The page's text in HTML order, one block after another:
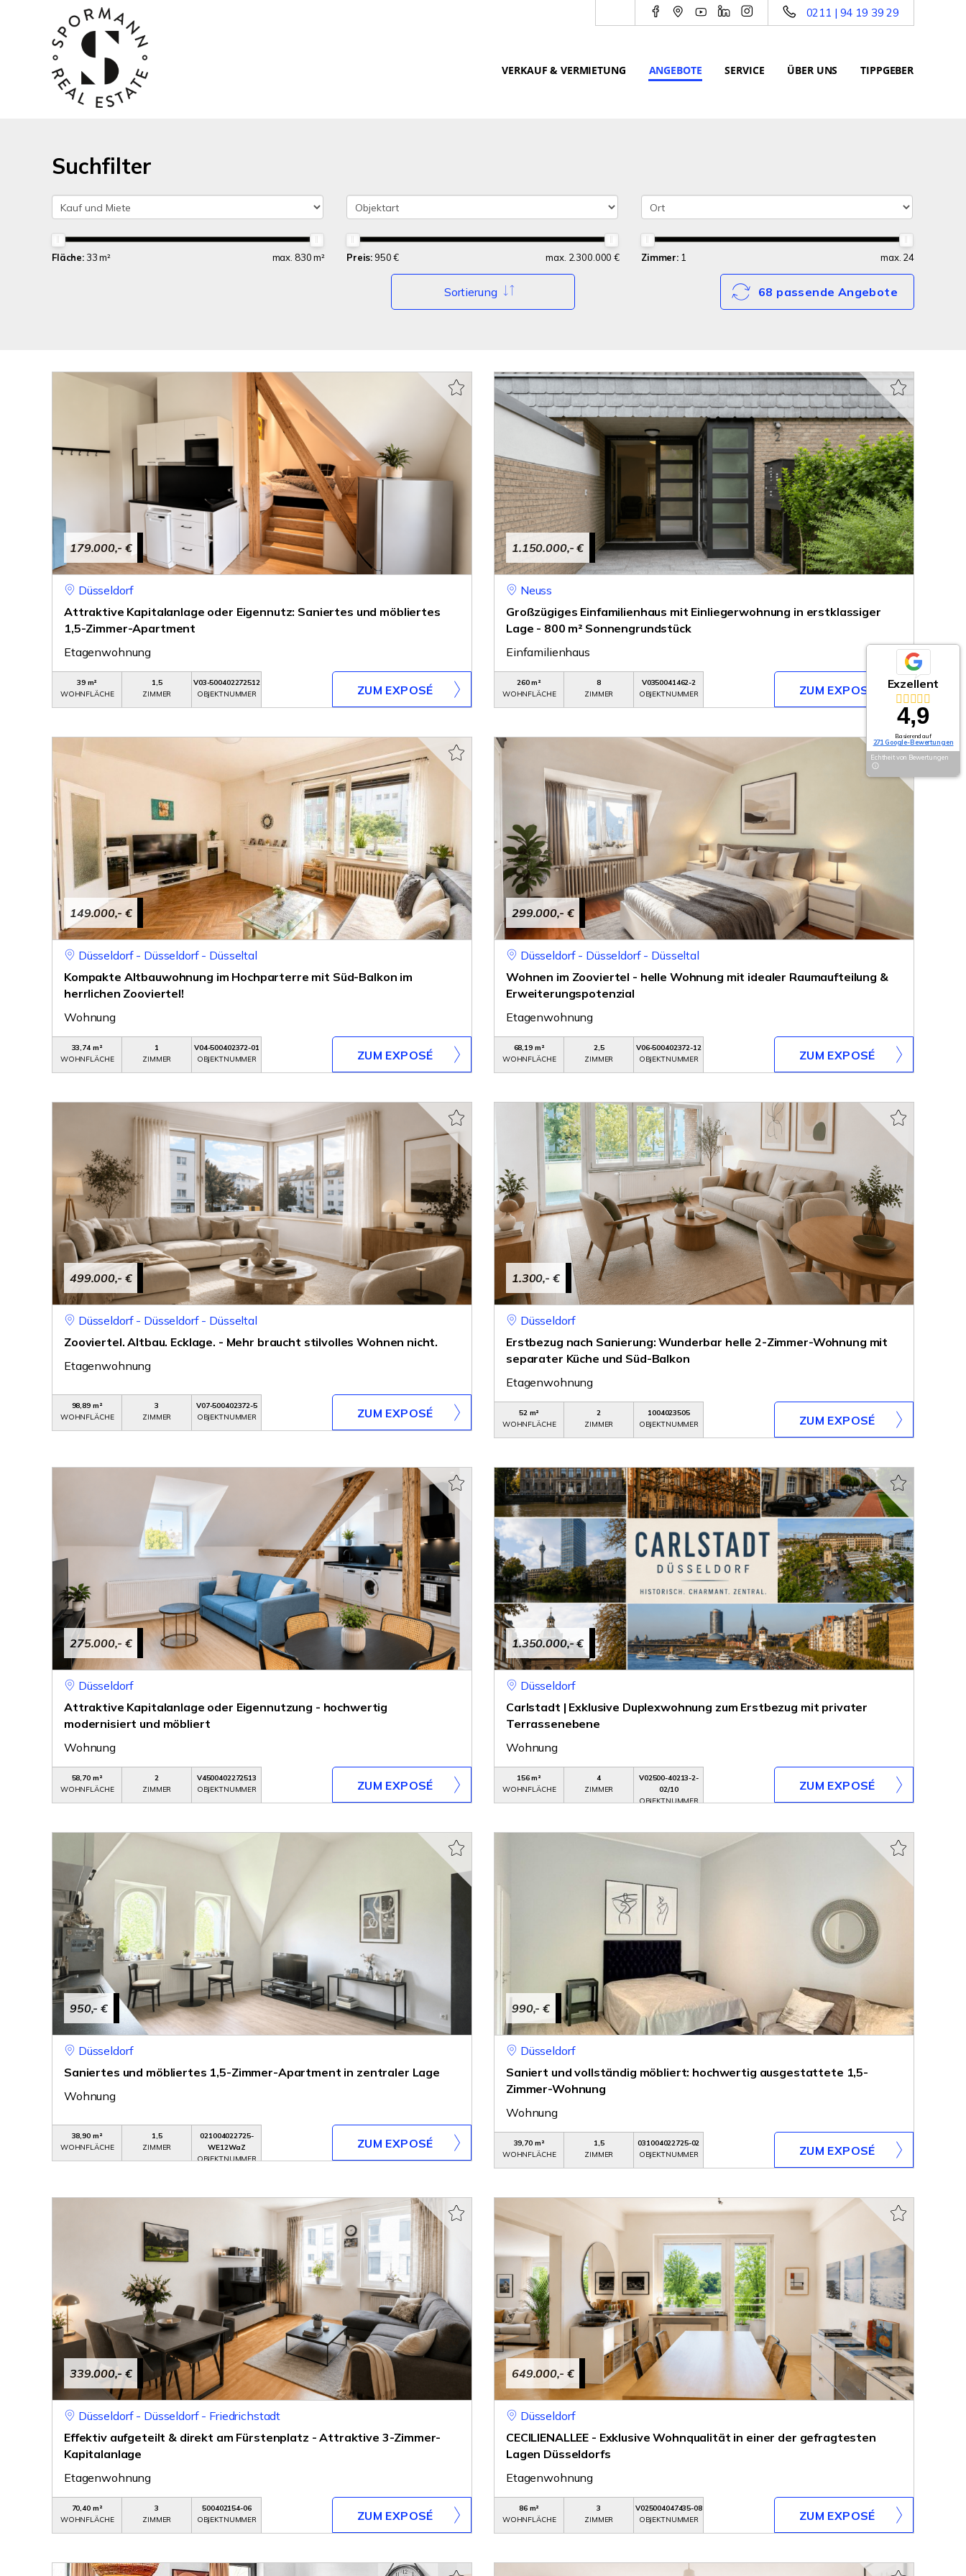
0211 | 94 19 39 29
VERKAUF & VERMIETUNG ANGEBOTE SERVICE ÜBER UNS TIPPGEBER
Suchfilter
Fläche: 33 m² max. 830 m² Preis: 950 € max. 2.300.000 € Zimmer: 1 max. 24
Sortierung 68 passende Angebote
179.000,- €
Düsseldorf
Attraktive Kapitalanlage oder Eigennutz: Saniertes und möbliertes
1,5-Zimmer-Apartment
Etagenwohnung
39 m²
WOHNFLÄCHE
1,5
ZIMMER
V03-500402272512
OBJEKTNUMMER
ZUM EXPOSÉ
1.150.000,- €
Neuss
Großzügiges Einfamilienhaus mit Einliegerwohnung in erstklassiger
Lage - 800 m² Sonnengrundstück
Einfamilienhaus
260 m²
WOHNFLÄCHE
8
ZIMMER
V0350041462-2
OBJEKTNUMMER
ZUM EXPOSÉ
149.000,- €
Düsseldorf - Düsseldorf - Düsseltal
Kompakte Altbauwohnung im Hochparterre mit Süd-Balkon im
herrlichen Zooviertel!
Wohnung
33,74 m²
WOHNFLÄCHE
1
ZIMMER
V04-500402372-01
OBJEKTNUMMER
ZUM EXPOSÉ
299.000,- €
Düsseldorf - Düsseldorf - Düsseltal
Wohnen im Zooviertel - helle Wohnung mit idealer Raumaufteilung &
Erweiterungspotenzial
Etagenwohnung
68,19 m²
WOHNFLÄCHE
2,5
ZIMMER
V06-500402372-12
OBJEKTNUMMER
ZUM EXPOSÉ
499.000,- €
Düsseldorf - Düsseldorf - Düsseltal
Zooviertel. Altbau. Ecklage. - Mehr braucht stilvolles Wohnen nicht.
Etagenwohnung
98,89 m²
WOHNFLÄCHE
3
ZIMMER
V07-500402372-5
OBJEKTNUMMER
ZUM EXPOSÉ
1.300,- €
Düsseldorf
Erstbezug nach Sanierung: Wunderbar helle 2-Zimmer-Wohnung mit
separater Küche und Süd-Balkon
Etagenwohnung
52 m²
WOHNFLÄCHE
2
ZIMMER
1004023505
OBJEKTNUMMER
ZUM EXPOSÉ
275.000,- €
Düsseldorf
Attraktive Kapitalanlage oder Eigennutzung - hochwertig
modernisiert und möbliert
Wohnung
58,70 m²
WOHNFLÄCHE
2
ZIMMER
V4500402272513
OBJEKTNUMMER
ZUM EXPOSÉ
1.350.000,- €
Düsseldorf
Carlstadt | Exklusive Duplexwohnung zum Erstbezug mit privater
Terrassenebene
Wohnung
156 m²
WOHNFLÄCHE
4
ZIMMER
V02500-40213-2-
02/10
OBJEKTNUMMER
ZUM EXPOSÉ
950,- €
Düsseldorf
Saniertes und möbliertes 1,5-Zimmer-Apartment in zentraler Lage
Wohnung
38,90 m²
WOHNFLÄCHE
1,5
ZIMMER
021004022725-
WE12WaZ
OBJEKTNUMMER
ZUM EXPOSÉ
990,- €
Düsseldorf
Saniert und vollständig möbliert: hochwertig ausgestattete 1,5-
Zimmer-Wohnung
Wohnung
39,70 m²
WOHNFLÄCHE
1,5
ZIMMER
031004022725-02
OBJEKTNUMMER
ZUM EXPOSÉ
339.000,- €
Düsseldorf - Düsseldorf - Friedrichstadt
Effektiv aufgeteilt & direkt am Fürstenplatz - Attraktive 3-Zimmer-
Kapitalanlage
Etagenwohnung
70,40 m²
WOHNFLÄCHE
3
ZIMMER
500402154-06
OBJEKTNUMMER
ZUM EXPOSÉ
649.000,- €
Düsseldorf
CECILIENALLEE - Exklusive Wohnqualität in einer der gefragtesten
Lagen Düsseldorfs
Etagenwohnung
86 m²
WOHNFLÄCHE
3
ZIMMER
V025004047435-08
OBJEKTNUMMER
ZUM EXPOSÉ
Exzellent
4,9
Basierend auf
271 Google-Bewertungen
Echtheit von Bewertungen